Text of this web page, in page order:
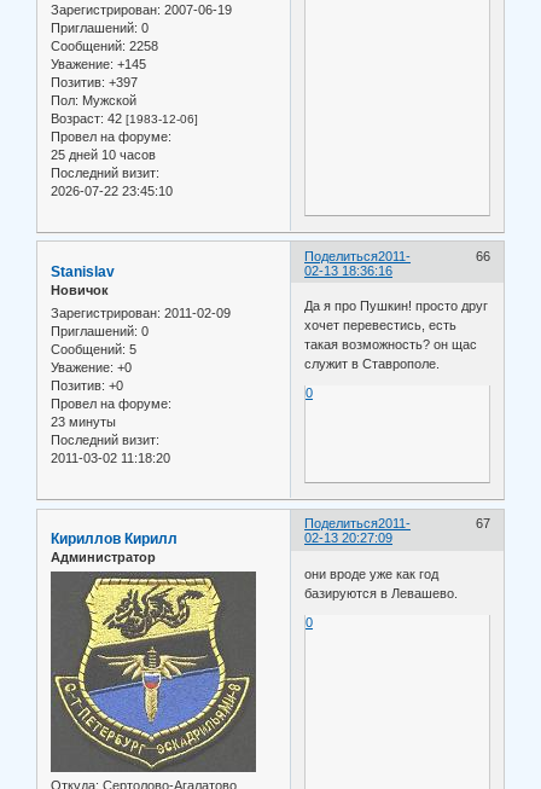
Зарегистрирован: 2007-06-19
Приглашений: 0
Сообщений: 2258
Уважение: +145
Позитив: +397
Пол: Мужской
Возраст: 42 [1983-12-06]
Провел на форуме:
25 дней 10 часов
Последний визит:
2026-07-22 23:45:10
Поделиться 66
2011-
02-13 18:36:16
Stanislav
Новичок
Зарегистрирован: 2011-02-09
Приглашений: 0
Сообщений: 5
Уважение: +0
Позитив: +0
Провел на форуме:
23 минуты
Последний визит:
2011-03-02 11:18:20
Да я про Пушкин! просто друг
хочет перевестись, есть
такая возможность? он щас
служит в Ставрополе.
0
Поделиться 67
2011-
02-13 20:27:09
Кириллов Кирилл
Администратор
Откуда: Сертолово-Агалатово
они вроде уже как год
базируются в Левашево.
0